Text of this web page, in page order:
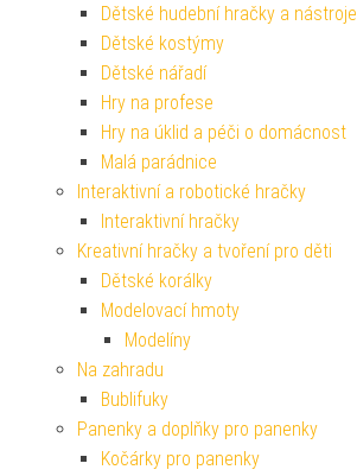
Dětské hudební hračky a nástroje
Dětské kostýmy
Dětské nářadí
Hry na profese
Hry na úklid a péči o domácnost
Malá parádnice
Interaktivní a robotické hračky
Interaktivní hračky
Kreativní hračky a tvoření pro děti
Dětské korálky
Modelovací hmoty
Modelíny
Na zahradu
Bublifuky
Panenky a doplňky pro panenky
Kočárky pro panenky